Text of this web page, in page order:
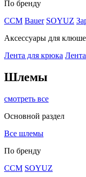
По бренду
CCM Bauer SOYUZ
Аксессуары для
Лента для крюка
Шлемы
смотреть все
Основной раздел
Все шлемы
По бренду
CCM SOYUZ